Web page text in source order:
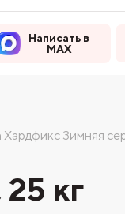
Написать в
MAX
Зимняя
кг